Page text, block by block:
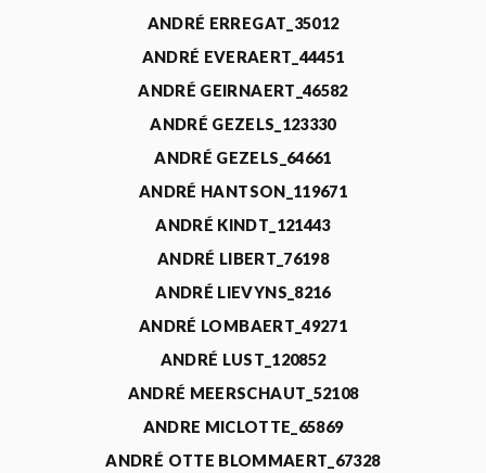
ANDRÉ ERREGAT_35012
ANDRÉ EVERAERT_44451
ANDRÉ GEIRNAERT_46582
ANDRÉ GEZELS_123330
ANDRÉ GEZELS_64661
ANDRÉ HANTSON_119671
ANDRÉ KINDT_121443
ANDRÉ LIBERT_76198
ANDRÉ LIEVYNS_8216
ANDRÉ LOMBAERT_49271
ANDRÉ LUST_120852
ANDRÉ MEERSCHAUT_52108
ANDRE MICLOTTE_65869
ANDRÉ OTTE BLOMMAERT_67328